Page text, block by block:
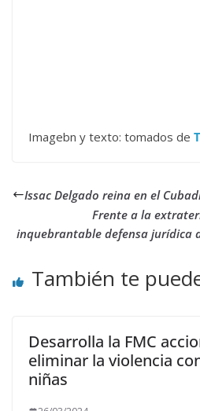
Imagebn y texto: tomados de
Issac Delgado reina en el
Frente a la
inquebrantable defensa jurídica
También te
Desarrolla la FMC
eliminar la violencia
niñas